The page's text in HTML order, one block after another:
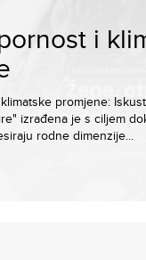
i
promjene:
izrađena je s ciljem
rodne dimenzije...